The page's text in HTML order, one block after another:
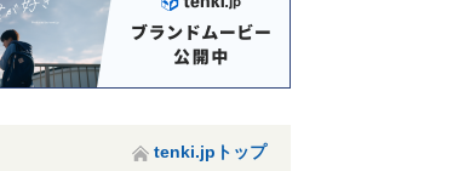
tenki.jpトップ